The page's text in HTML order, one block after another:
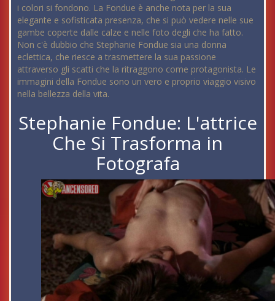
i colori si fondono. La Fondue è anche nota per la sua
elegante e sofisticata presenza, che si può vedere nelle sue
gambe coperte dalle calze e nelle foto degli che ha fatto.
Non c'è dubbio che Stephanie Fondue sia una donna
eclettica, che riesce a trasmettere la sua passione
attraverso gli scatti che la ritraggono come protagonista. Le
immagini della Fondue sono un vero e proprio viaggio visivo
nella bellezza della vita.
Stephanie Fondue: L'attrice
Che Si Trasforma in
Fotografa